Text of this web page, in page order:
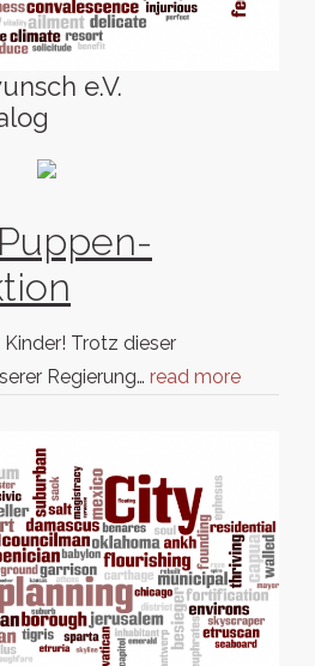
e.V.
Trotz dieser
Regierung… read more